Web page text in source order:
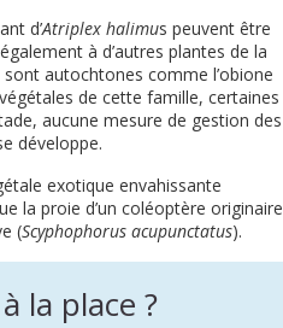
d’Atriplex halimus peuvent être
à d’autres plantes de la
autochtones comme l’obione
de cette famille, certaines
aucune mesure de gestion des
développe.
exotique envahissante
la proie d’un coléoptère originaire
(Scyphophorus acupunctatus).
la place ?